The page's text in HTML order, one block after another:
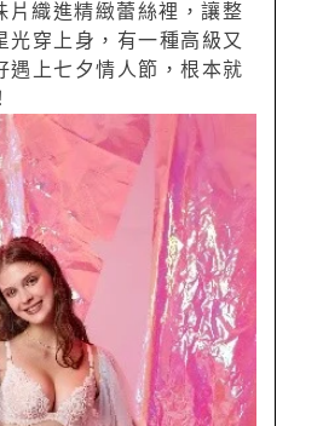
片織進精緻蕾絲裡，讓整
光穿上身，有一種高級又
遇上七夕情人節，根本就